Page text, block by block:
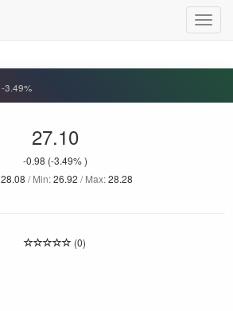
Toggle
-3.49%
27.10
-0.98 (-3.49% )
28.08 / Min:26.92 / Max:28.28
(0)